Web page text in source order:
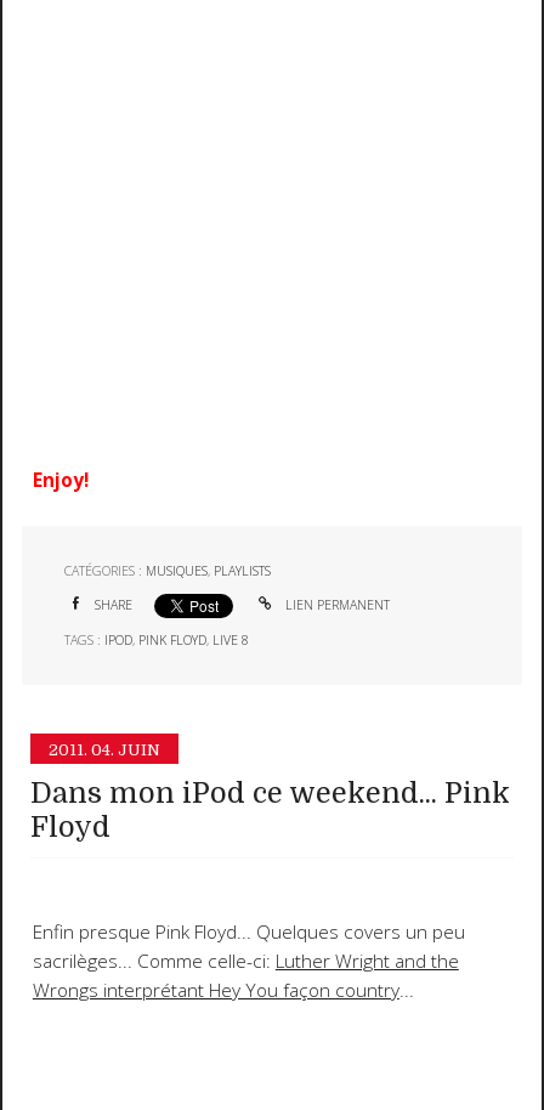
Enjoy!
CATÉGORIES : MUSIQUES, PLAYLISTS
SHARE LIEN PERMANENT
TAGS : IPOD, PINK FLOYD, LIVE 8
2011. 04. JUIN
Dans mon iPod ce weekend... Pink
Floyd
Enfin presque Pink Floyd... Quelques covers un peu
sacrilèges... Comme celle-ci: Luther Wright and the
Wrongs interprétant Hey You façon country...